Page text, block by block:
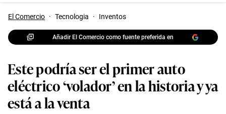
El Comercio · Tecnologia · Inventos
Añadir El Comercio como fuente preferida en
Este podría ser el primer auto
eléctrico ‘volador’ en la historia y ya
está a la venta